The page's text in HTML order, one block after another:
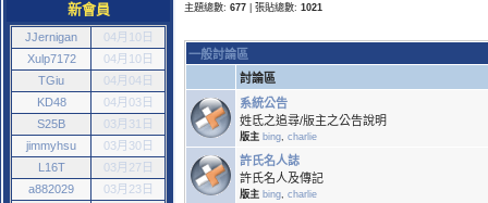
新會員
JJernigan
04月10日
Xulp7172
04月10日
TGiu
04月04日
KD48
04月03日
S25B
03月31日
jimmyhsu
03月30日
L16T
03月27日
a882029
03月23日
主題總數: 677 | 張貼總數: 1021
一般討論區
討論區
系統公告
姓氐之追尋/版主之公告說明
版主 bing, charlie
許氏名人誌
許氏名人及傳記
版主 bing, charlie